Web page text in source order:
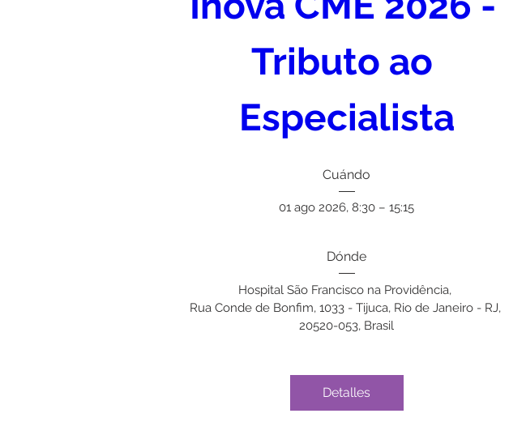
Tributo ao
Especialista
Cuándo
01 ago 2026, 8:30 – 15:15
Dónde
Hospital São Francisco na Providência,
Rua Conde de Bonfim, 1033 - Tijuca, Rio de Janeiro - RJ,
20520-053, Brasil
Detalles